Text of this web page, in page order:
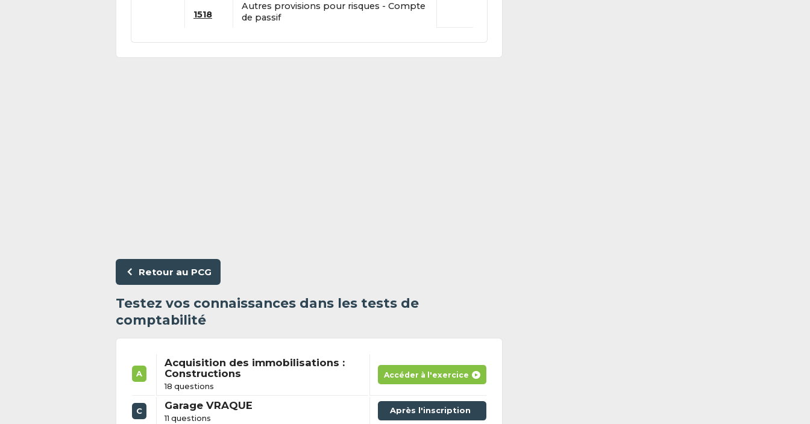
1518
Autres provisions pour risques - Compte
de passif
Retour au PCG
Testez vos connaissances dans les tests de
comptabilité
A
Acquisition des immobilisations :
Constructions
18 questions
Accéder à l'exercice
C Garage VRAQUE
11 questions
Après l'inscription